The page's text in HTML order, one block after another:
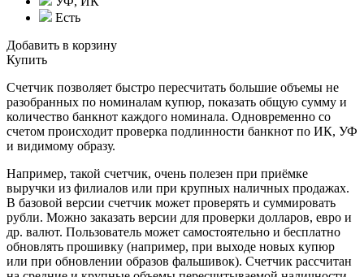
Есть
Добавить в корзину
Купить
Счетчик позволяет быстро пересчитать большие объемы не
разобранных по номиналам купюр, показать общую сумму и
количество банкнот каждого номинала. Одновременно со
счетом происходит проверка подлинности банкнот по ИК, УФ
и видимому образу.
Например, такой счетчик, очень полезен при приёмке
выручки из филиалов или при крупных наличных продажах.
В базовой версии счетчик может проверять и суммировать
рубли. Можно заказать версии для проверки долларов, евро и
др. валют. Пользователь может самостоятельно и бесплатно
обновлять прошивку (например, при выходе новых купюр
или при обновлении образов фальшивок). Счетчик рассчитан